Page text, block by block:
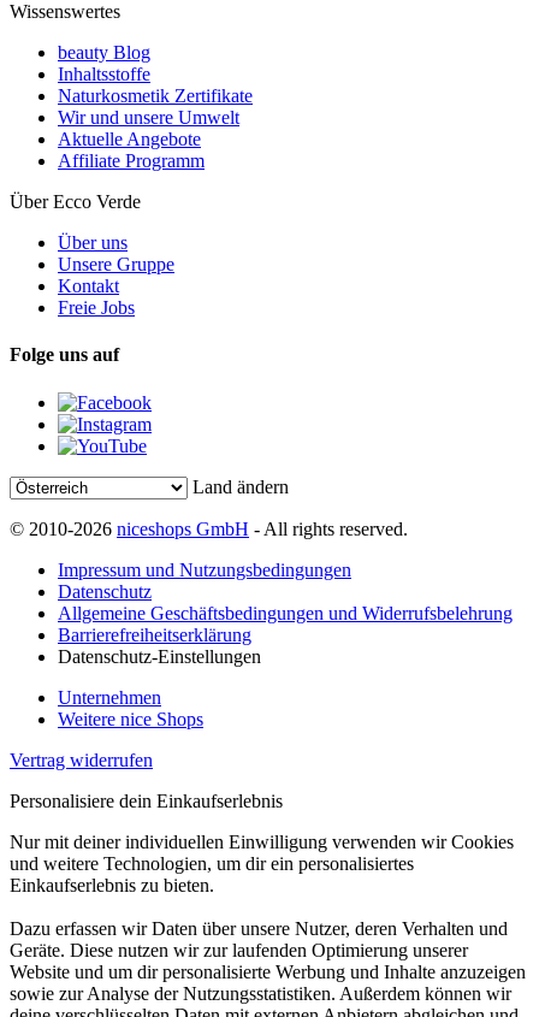
Wissenswertes
beauty Blog
Inhaltsstoffe
Naturkosmetik Zertifikate
Wir und unsere Umwelt
Aktuelle Angebote
Affiliate Programm
Über Ecco Verde
Über uns
Unsere Gruppe
Kontakt
Freie Jobs
Folge uns auf
Land ändern
© 2010-2026 niceshops GmbH - All rights reserved.
Impressum und Nutzungsbedingungen
Datenschutz
Allgemeine Geschäftsbedingungen und Widerrufsbelehrung
Barrierefreiheitserklärung
Datenschutz-Einstellungen
Unternehmen
Weitere nice Shops
Vertrag widerrufen
Personalisiere dein Einkaufserlebnis
Nur mit deiner individuellen Einwilligung verwenden wir Cookies
und weitere Technologien, um dir ein personalisiertes
Einkaufserlebnis zu bieten.
Dazu erfassen wir Daten über unsere Nutzer, deren Verhalten und
Geräte. Diese nutzen wir zur laufenden Optimierung unserer
Website und um dir personalisierte Werbung und Inhalte anzuzeigen
sowie zur Analyse der Nutzungsstatistiken. Außerdem können wir